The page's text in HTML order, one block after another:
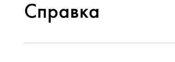
Справка